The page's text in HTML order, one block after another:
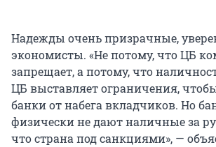
Надежды очень призрачные,
экономисты. «Не потому, что ЦБ
запрещает, а потому, что
ЦБ выставляет ограничения,
банки от набега вкладчиков. Но
физически не дают наличные за
что страна под санкциями», —